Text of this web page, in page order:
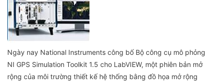
Ngày nay National Instruments công bố Bộ công cụ mô phỏng
NI GPS Simulation Toolkit 1.5 cho LabVIEW, một phiên bản mở
rộng của môi trường thiết kế hệ thống bằng đồ họa mở rộng